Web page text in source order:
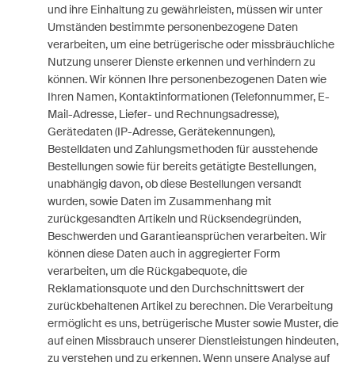
und ihre Einhaltung zu gewährleisten, müssen wir unter
Umständen bestimmte personenbezogene Daten
verarbeiten, um eine betrügerische oder missbräuchliche
Nutzung unserer Dienste erkennen und verhindern zu
können. Wir können Ihre personenbezogenen Daten wie
Ihren Namen, Kontaktinformationen (Telefonnummer, E-
Mail-Adresse, Liefer- und Rechnungsadresse),
Gerätedaten (IP-Adresse, Gerätekennungen),
Bestelldaten und Zahlungsmethoden für ausstehende
Bestellungen sowie für bereits getätigte Bestellungen,
unabhängig davon, ob diese Bestellungen versandt
wurden, sowie Daten im Zusammenhang mit
zurückgesandten Artikeln und Rücksendegründen,
Beschwerden und Garantieansprüchen verarbeiten. Wir
können diese Daten auch in aggregierter Form
verarbeiten, um die Rückgabequote, die
Reklamationsquote und den Durchschnittswert der
zurückbehaltenen Artikel zu berechnen. Die Verarbeitung
ermöglicht es uns, betrügerische Muster sowie Muster, die
auf einen Missbrauch unserer Dienstleistungen hindeuten,
zu verstehen und zu erkennen. Wenn unsere Analyse auf